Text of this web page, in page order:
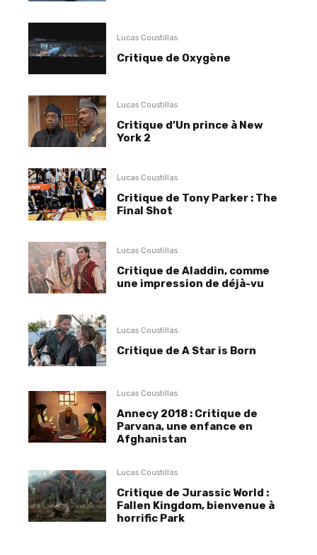
Lucas Coustillas
Critique de Oxygène
Lucas Coustillas
Critique d’Un prince à New
York 2
Lucas Coustillas
Critique de Tony Parker : The
Final Shot
Lucas Coustillas
Critique de Aladdin, comme
une impression de déjà-vu
Lucas Coustillas
Critique de A Star is Born
Lucas Coustillas
Annecy 2018 : Critique de
Parvana, une enfance en
Afghanistan
Lucas Coustillas
Critique de Jurassic World :
Fallen Kingdom, bienvenue à
horrific Park